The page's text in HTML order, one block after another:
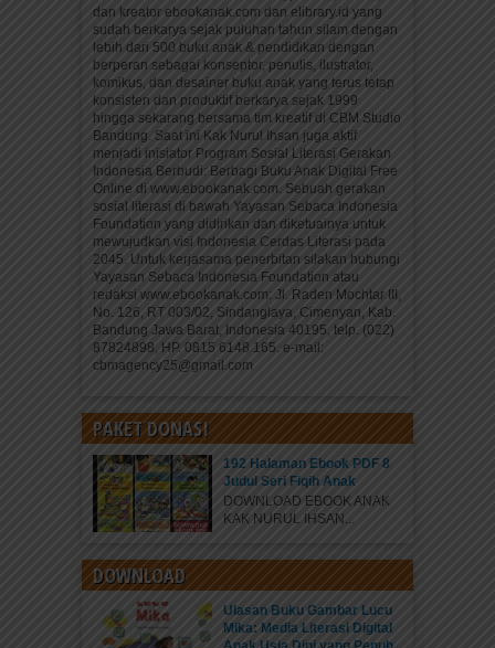
dan kreator ebookanak.com dan elibrary.id yang
sudah berkarya sejak puluhan tahun silam dengan
lebih dari 500 buku anak & pendidikan dengan
berperan sebagai konseptor, penulis, ilustrator,
komikus, dan desainer buku anak yang terus tetap
konsisten dan produktif berkarya sejak 1999
hingga sekarang bersama tim kreatif di CBM Studio
Bandung. Saat ini Kak Nurul Ihsan juga aktif
menjadi inisiator Program Sosial Literasi Gerakan
Indonesia Berbudi: Berbagi Buku Anak Digital Free
Online di www.ebookanak.com. Sebuah gerakan
sosial literasi di bawah Yayasan Sebaca Indonesia
Foundation yang didirikan dan diketuainya untuk
mewujudkan visi Indonesia Cerdas Literasi pada
2045. Untuk kerjasama penerbitan silakan hubungi
Yayasan Sebaca Indonesia Foundation atau
redaksi www.ebookanak.com: Jl. Raden Mochtar III,
No. 126, RT 003/02, Sindanglaya, Cimenyan, Kab.
Bandung Jawa Barat, Indonesia 40195, telp. (022)
87824898, HP. 0815 6148 165. e-mail:
cbmagency25@gmail.com
PAKET DONASI
192 Halaman Ebook PDF 8
Judul Seri Fiqih Anak
DOWNLOAD EBOOK ANAK
KAK NURUL IHSAN...
DOWNLOAD
Ulasan Buku Gambar Lucu
Mika: Media Literasi Digital